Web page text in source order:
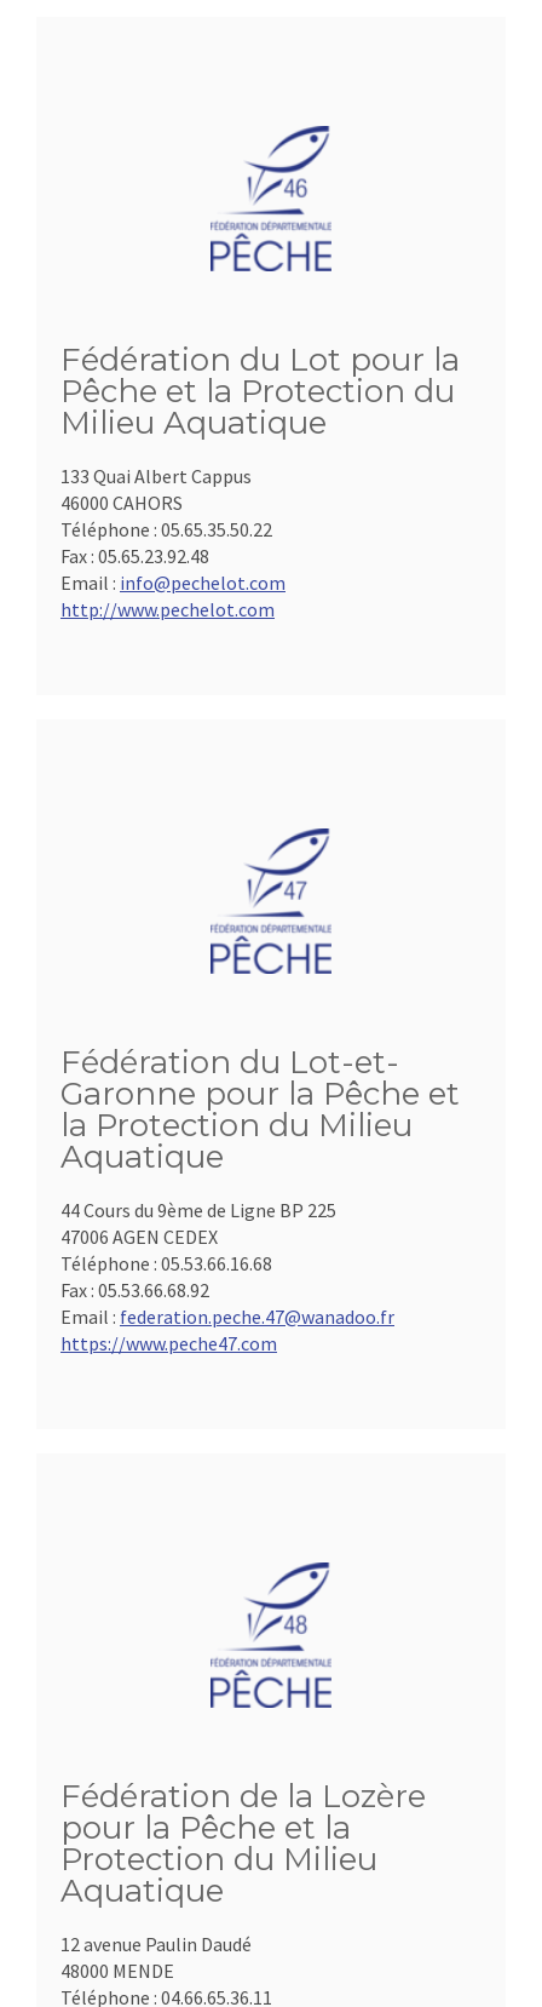
Fédération du Lot pour la
Pêche et la Protection du
Milieu Aquatique
133 Quai Albert Cappus
46000 CAHORS
Téléphone : 05.65.35.50.22
Fax : 05.65.23.92.48
Email : info@pechelot.com
http://www.pechelot.com
Fédération du Lot-et-
Garonne pour la Pêche et
la Protection du Milieu
Aquatique
44 Cours du 9ème de Ligne BP 225
47006 AGEN CEDEX
Téléphone : 05.53.66.16.68
Fax : 05.53.66.68.92
Email : federation.peche.47@wanadoo.fr
https://www.peche47.com
Fédération de la Lozère
pour la Pêche et la
Protection du Milieu
Aquatique
12 avenue Paulin Daudé
48000 MENDE
Téléphone : 04.66.65.36.11